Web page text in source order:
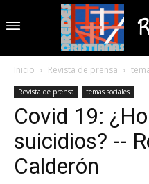
Inicio Revista de prensa
Revista de prensa temas sociales
Covid 19:
suicidios? --
Calderón